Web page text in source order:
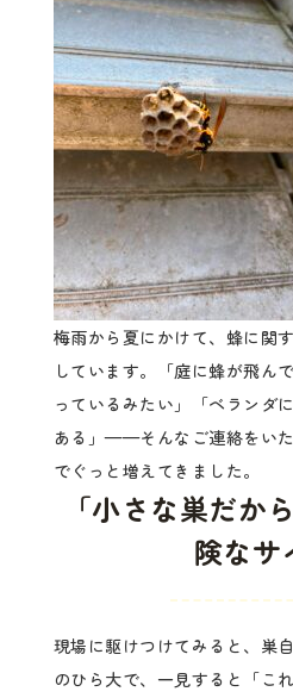
梅雨から夏にかけて、蜂に関
しています。「庭に蜂が飛ん
っているみたい」「ベランダ
ある」——そんなご連絡をい
でぐっと増えてきました。
「小さな巣だか
険なサ
現場に駆けつけてみると、巣
のひら大で、一見すると「こ